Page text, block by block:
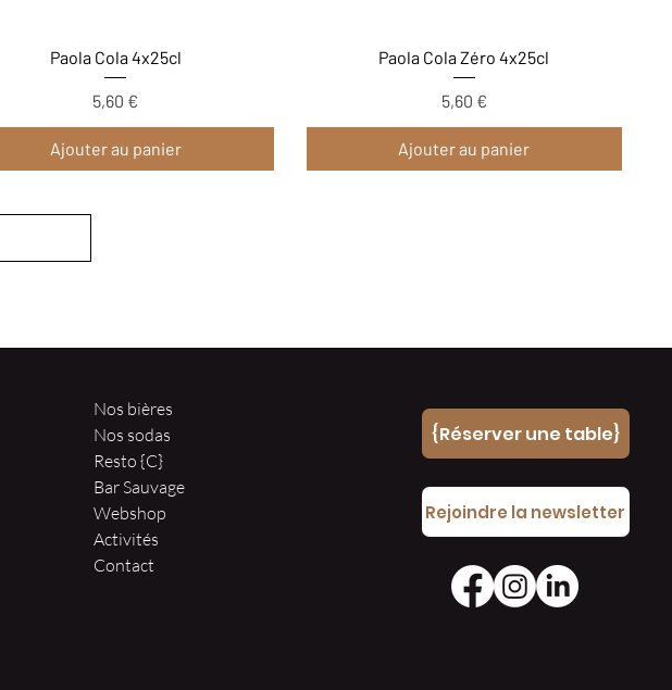
Aperçu rapide
Paola Cola 4x25cl
Prix
5,60 €
Ajouter au panier
Aperçu rapide
Paola Cola Zéro 4x25cl
Prix
5,60 €
Ajouter au panier
Nos bières
Nos sodas
Resto {C}
Bar Sauvage
Webshop
Activités
Contact
{Réserver une table}
Rejoindre la newsletter